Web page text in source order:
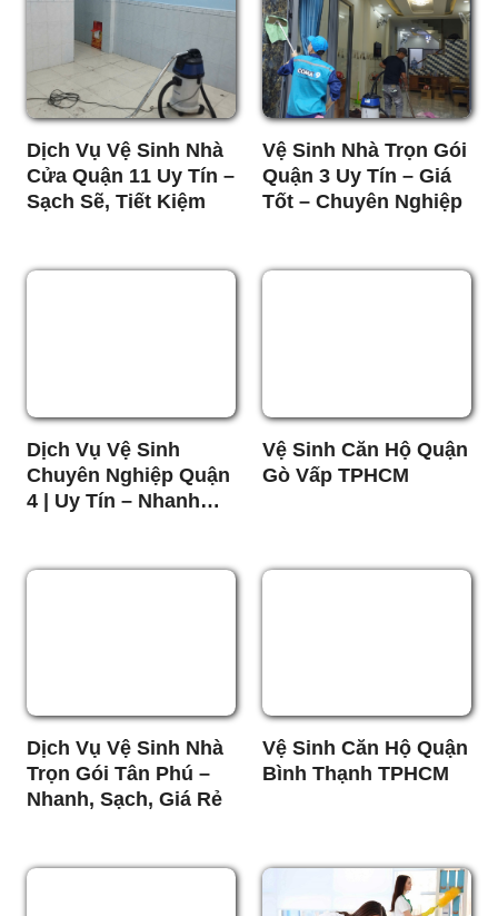
Dịch Vụ Vệ Sinh Nhà
Cửa Quận 11 Uy Tín –
Sạch Sẽ, Tiết Kiệm
Vệ Sinh Nhà Trọn Gói
Quận 3 Uy Tín – Giá
Tốt – Chuyên Nghiệp
Dịch Vụ Vệ Sinh
Chuyên Nghiệp Quận
4 | Uy Tín – Nhanh
Vệ Sinh Căn Hộ Quận
Gò Vấp TPHCM
Dịch Vụ Vệ Sinh Nhà
Trọn Gói Tân Phú –
Nhanh, Sạch, Giá Rẻ
Vệ Sinh Căn Hộ Quận
Bình Thạnh TPHCM